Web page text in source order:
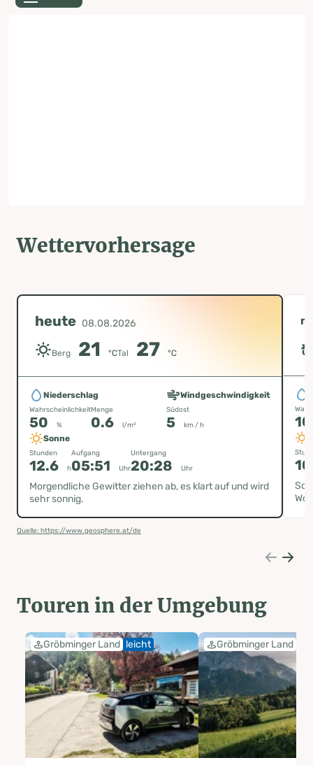
Wettervorhersage
heute 08.08.2026
Berg 21 °CTal 27 °C
Niederschlag
Wahrscheinlichkeit
50 %
Menge
0.6 l/m²
Windgeschwindigkeit
Südost
5 km / h
Sonne
Stunden
12.6 h
Aufgang
05:51 Uhr
Untergang
20:28 Uhr
Morgendliche Gewitter ziehen ab, es klart auf und wird
sehr sonnig.
Quelle: https://www.geosphere.at/de
Touren in der Umgebung
Gröbminger Land leicht Gröbminger Land